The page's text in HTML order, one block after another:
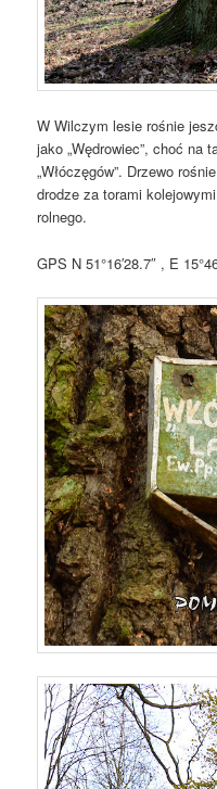
W Wilczym lesie rośnie
jako „Wędrowiec”, choć na
„Włóczęgów”. Drzewo
drodze za torami
rolnego.
GPS N 51°16′28.7″ , E